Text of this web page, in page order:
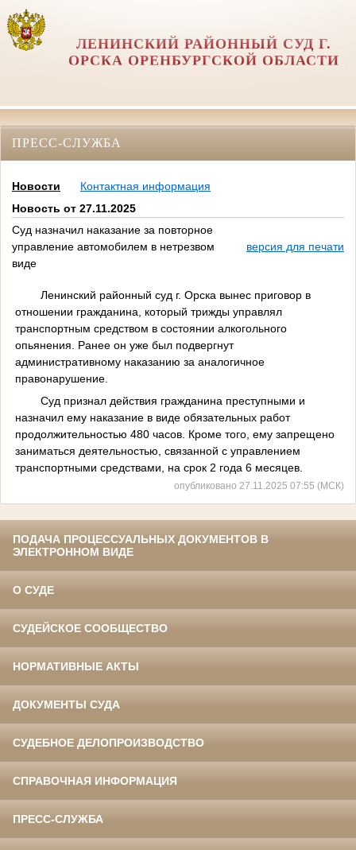
ЛЕНИНСКИЙ РАЙОННЫЙ СУД Г.
ОРСКА ОРЕНБУРГСКОЙ ОБЛАСТИ
ПРЕСС-СЛУЖБА
Новости
Контактная информация
Новость от 27.11.2025
Суд назначил наказание за повторное
управление автомобилем в нетрезвом
виде
версия для печати
Ленинский районный суд г. Орска вынес приговор в
отношении гражданина, который трижды управлял
транспортным средством в состоянии алкогольного
опьянения. Ранее он уже был подвергнут
административному наказанию за аналогичное
правонарушение.
Суд признал действия гражданина преступными и
назначил ему наказание в виде обязательных работ
продолжительностью 480 часов. Кроме того, ему запрещено
заниматься деятельностью, связанной с управлением
транспортными средствами, на срок 2 года 6 месяцев.
опубликовано 27.11.2025 07:55 (МСК)
ПОДАЧА ПРОЦЕССУАЛЬНЫХ ДОКУМЕНТОВ В
ЭЛЕКТРОННОМ ВИДЕ
О СУДЕ
СУДЕЙСКОЕ СООБЩЕСТВО
НОРМАТИВНЫЕ АКТЫ
ДОКУМЕНТЫ СУДА
СУДЕБНОЕ ДЕЛОПРОИЗВОДСТВО
СПРАВОЧНАЯ ИНФОРМАЦИЯ
ПРЕСС-СЛУЖБА